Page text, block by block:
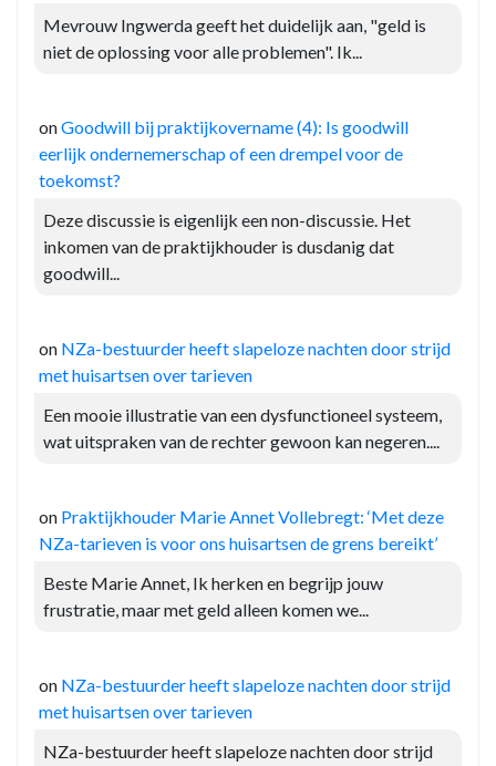
Mevrouw Ingwerda geeft het duidelijk aan, "geld is
niet de oplossing voor alle problemen". Ik...
onGoodwill bij praktijkovername (4): Is goodwill
eerlijk ondernemerschap of een drempel voor de
toekomst?
Deze discussie is eigenlijk een non-discussie. Het
inkomen van de praktijkhouder is dusdanig dat
goodwill...
on NZa-bestuurder heeft slapeloze nachten door strijd
met huisartsen over tarieven
Een mooie illustratie van een dysfunctioneel systeem,
wat uitspraken van de rechter gewoon kan negeren....
on Praktijkhouder Marie Annet Vollebregt: ‘Met deze
NZa-tarieven is voor ons huisartsen de grens bereikt’
Beste Marie Annet, Ik herken en begrijp jouw
frustratie, maar met geld alleen komen we...
on NZa-bestuurder heeft slapeloze nachten door strijd
met huisartsen over tarieven
NZa-bestuurder heeft slapeloze nachten door strijd